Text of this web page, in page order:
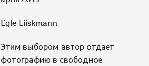
Egle Liiskmann
Этим выбором автор отдает
фотографию в свободное